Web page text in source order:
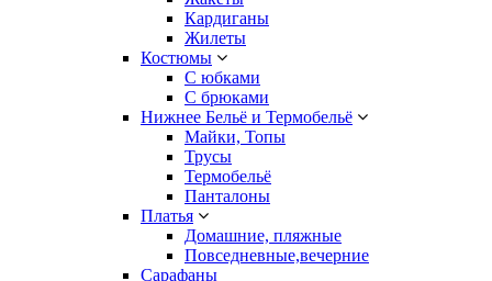
Кардиганы
Жилеты
Костюмы
С юбками
С брюками
Нижнее Бельё и Термобельё
Майки, Топы
Трусы
Термобельё
Панталоны
Платья
Домашние, пляжные
Повседневные,вечерние
Сарафаны